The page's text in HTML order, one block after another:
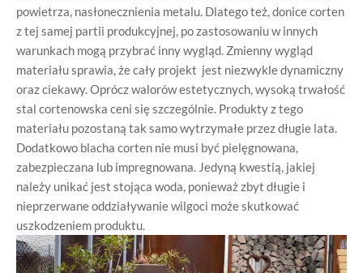
powietrza, nasłonecznienia metalu. Dlatego też, donice corten
z tej samej partii produkcyjnej, po zastosowaniu w innych
warunkach mogą przybrać inny wygląd. Zmienny wygląd
materiału sprawia, że cały projekt jest niezwykle dynamiczny
oraz ciekawy. Oprócz walorów estetycznych, wysoką trwałość
stal cortenowska ceni się szczególnie. Produkty z tego
materiału pozostaną tak samo wytrzymałe przez długie lata.
Dodatkowo blacha corten nie musi być pielęgnowana,
zabezpieczana lub impregnowana. Jedyną kwestią, jakiej
należy unikać jest stojąca woda, ponieważ zbyt długie i
nieprzerwane oddziaływanie wilgoci może skutkować
uszkodzeniem produktu.